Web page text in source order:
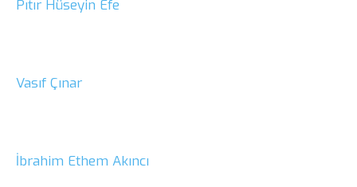
Pıtır Hüseyin Efe
Vasıf Çınar
İbrahim Ethem Akıncı